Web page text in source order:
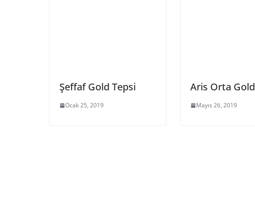
Şeffaf Gold Tepsi
Ocak 25, 2019
Aris Orta Gold
Mayıs 26, 2019